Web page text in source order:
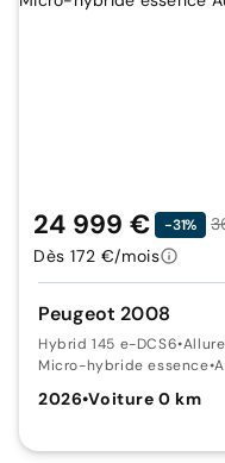
Peugeot 2008
Hybrid 145 e-DCS6•
Micro-hybride essence•
2026•Voiture 0 km
24 999 € -31%
Dès 172 €/mois